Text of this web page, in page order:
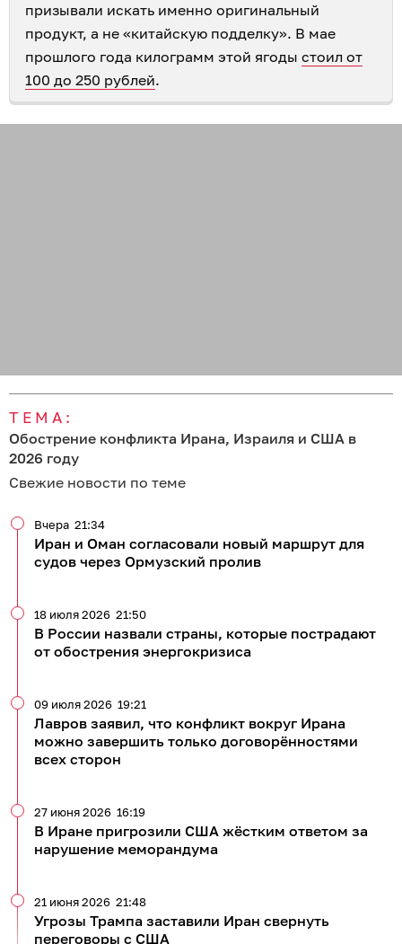
призывали искать именно оригинальный
продукт, а не «китайскую подделку». В мае
прошлого года килограмм этой ягоды стоил от
100 до 250 рублей.
ТЕМА:
Обострение конфликта Ирана, Израиля и США в
2026 году
Свежие новости по теме
Иран и Оман согласовали новый маршрут для
судов через Ормузский пролив
Вчера 21:34
В России назвали страны, которые пострадают
от обострения энергокризиса
18 июля 2026 21:50
Лавров заявил, что конфликт вокруг Ирана
можно завершить только договорённостями
всех сторон
09 июля 2026 19:21
В Иране пригрозили США жёстким ответом за
нарушение меморандума
27 июня 2026 16:19
Угрозы Трампа заставили Иран свернуть
переговоры с США
21 июня 2026 21:48